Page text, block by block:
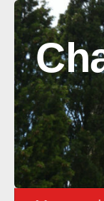
Skip to